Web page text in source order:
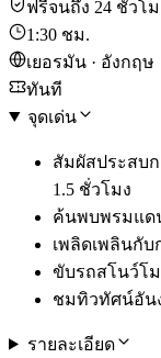
ฟรีจนถึง 24 ชั่วโ
1:30 ชม.
เยอรมัน · อังกฤษ
ทันที
จุดเด่น
สัมผัสประสบ
1.5 ชั่วโมง
ค้นพบพรมแด
เพลิดเพลินกั
ขับรถสโนว์โ
ชมทิวทัศน์อัน
รายละเอียด